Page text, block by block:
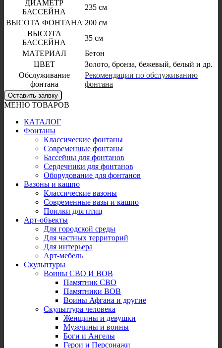
ДИАМЕТР
БАССЕЙНА
235 см
ВЫСОТА ФОНТАНА 200 см
ВЫСОТА
БАССЕЙНА
35 см
МАТЕРИАЛ
Бетон
ЦВЕТ
Золото, бронза, бежевый, белый и др.
Обслуживание
фонтана
Рекомендации по обслуживанию
фонтана
Оставить заявку
МЕНЮ ТОВАРОВ
КАТАЛОГ
Фонтаны
Классические фонтаны
Современные фонтаны
Бассейны для фонтанов
Сердечники для фонтанов
Оборудование для фонтанов
Вазоны и кашпо
Классические вазоны
Современные вазы и кашпо
Поилки для птиц
Арт-объекты
Для городской среды
Для частных территорий
Для интерьера
Арт-мебель
Скульптуры
Воины СВО И ВОВ
Памятник СВО
Памятники ВОВ
Воины Афгана и другие
Скульптура человека
Женщины и девушки
Мужчины и воины
Боги и Ангелы
Герои и Персонажи